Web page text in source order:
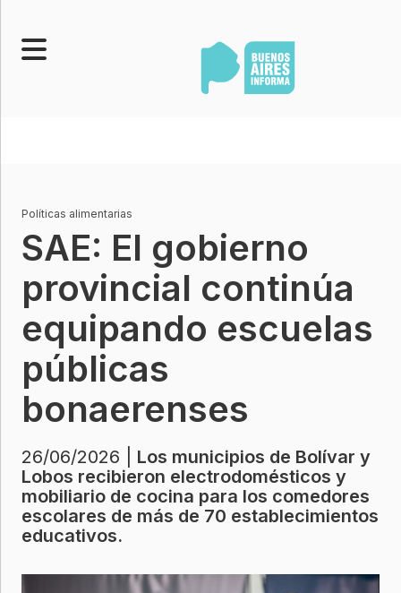
Legislatura
Opinión
Contacto
Políticas alimentarias
SAE: El gobierno
provincial continúa
equipando escuelas
públicas
bonaerenses
26/06/2026 | Los municipios de Bolívar y
Lobos recibieron electrodomésticos y
mobiliario de cocina para los comedores
escolares de más de 70 establecimientos
educativos.